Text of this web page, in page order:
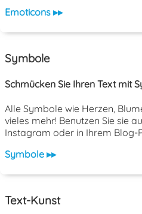
Emoticons ▸▸
Symbole
Schmücken Sie Ihren Text mit
Alle Symbole wie Herzen,
vieles mehr! Benutzen Sie sie
Instagram oder in Ihrem Blog-
Symbole ▸▸
Text-Kunst